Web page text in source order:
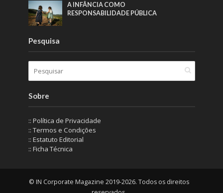
A INFÂNCIA COMO
RESPONSABILIDADE PÚBLICA
Pesquisa
Sobre
:: Política de Privacidade
:: Termos e Condições
:: Estatuto Editorial
:: Ficha Técnica
© IN Corporate Magazine 2019-2026. Todos os direitos